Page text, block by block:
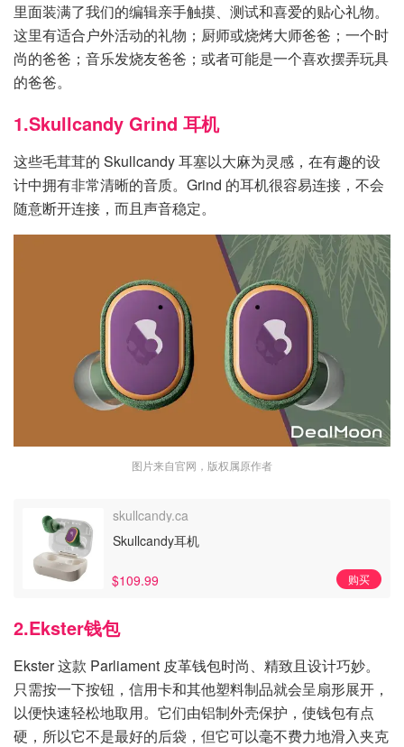
里面装满了我们的编辑亲手触摸、测试和喜爱的贴心礼物。
这里有适合户外活动的礼物；厨师或烧烤大师爸爸；一个时
尚的爸爸；音乐发烧友爸爸；或者可能是一个喜欢摆弄玩具
的爸爸。
1.Skullcandy Grind 耳机
这些毛茸茸的 Skullcandy 耳塞以大麻为灵感，在有趣的设
计中拥有非常清晰的音质。Grind 的耳机很容易连接，不会
随意断开连接，而且声音稳定。
图片来自官网，版权属原作者
Skullcandy耳机
$109.99
skullcandy.ca
购买
2.Ekster钱包
Ekster 这款 Parliament 皮革钱包时尚、精致且设计巧妙。
只需按一下按钮，信用卡和其他塑料制品就会呈扇形展开，
以便快速轻松地取用。它们由铝制外壳保护，使钱包有点
硬，所以它不是最好的后袋，但它可以毫不费力地滑入夹克